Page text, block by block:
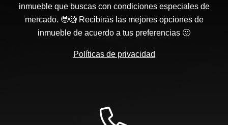
inmueble que buscas con condiciones especiales de
mercado. 🤓🧐 Recibirás las mejores opciones de
inmueble de acuerdo a tus preferencias 🙂
Políticas de privacidad